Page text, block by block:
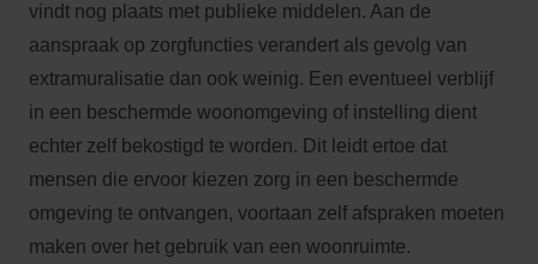
vindt nog plaats met publieke middelen. Aan de
aanspraak op zorgfuncties verandert als gevolg van
extramuralisatie dan ook weinig. Een eventueel verblijf
in een beschermde woonomgeving of instelling dient
echter zelf bekostigd te worden. Dit leidt ertoe dat
mensen die ervoor kiezen zorg in een beschermde
omgeving te ontvangen, voortaan zelf afspraken moeten
maken over het gebruik van een woonruimte.